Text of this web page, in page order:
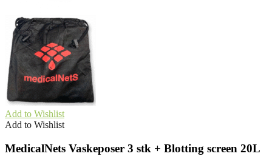
Add to Wishlist
Add to Wishlist
MedicalNets Vaskeposer 3 stk + Blotting screen 20L